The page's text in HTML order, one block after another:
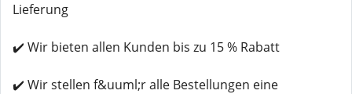
Lieferung
✔️ Wir bieten allen Kunden bis zu 15 % Rabatt
✔️ Wir stellen f&uuml;r alle Bestellungen eine